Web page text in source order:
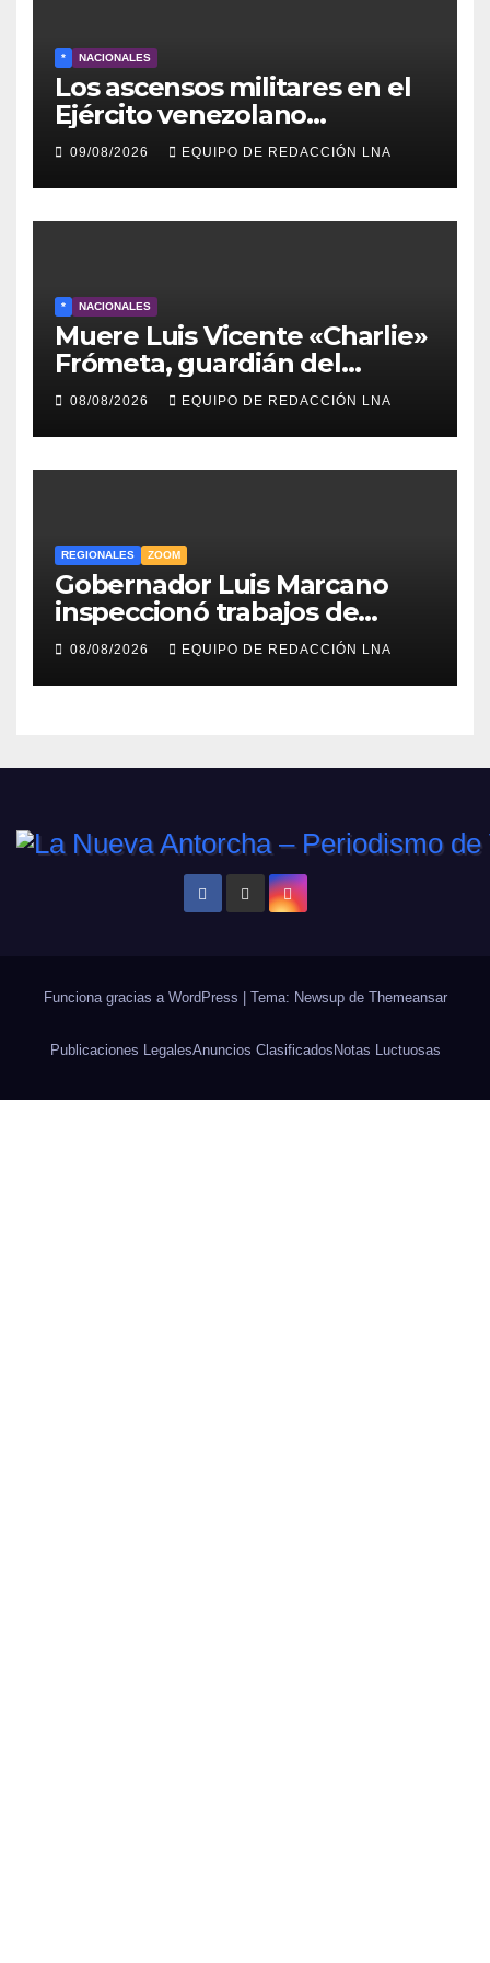
* NACIONALES
Los ascensos militares en el
Ejército venezolano
refuerzan el control político y
operativo de la Fuerza
Armada
09/08/2026 EQUIPO DE REDACCIÓN LNA
* NACIONALES
Muere Luis Vicente «Charlie»
Frómeta, guardián del
legado musical de la Billo’s
Caracas Boys
08/08/2026 EQUIPO DE REDACCIÓN LNA
REGIONALES ZOOM
Gobernador Luis Marcano
inspeccionó trabajos de
rehabilitación en al Av.
Intercomunal
08/08/2026 EQUIPO DE REDACCIÓN LNA
Funciona gracias a WordPress Tema: Newsup de Themeansar
Publicaciones LegalesAnuncios Clasificados Notas Luctuosas